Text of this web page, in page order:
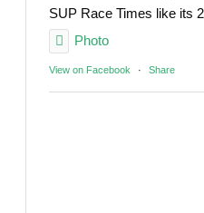
SUP Race Times like its
Photo
View on Facebook · Share